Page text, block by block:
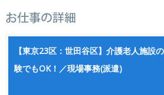
【東京23区：世田谷区】介護老人施設
験でもOK！／現場事務(派遣)